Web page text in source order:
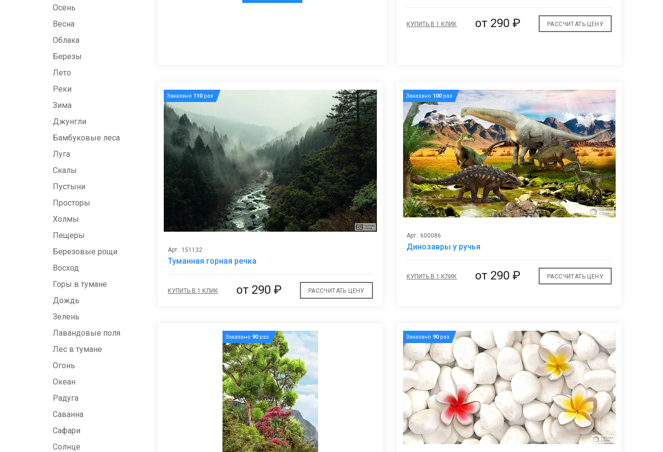
Осень
Весна
Облака
Березы
Лето
Реки
Зима
Джунгли
Бамбуковые леса
Луга
Скалы
Пустыни
Просторы
Холмы
Пещеры
Березовые рощи
Восход
Горы в тумане
Дождь
Зелень
Лавандовые поля
Лес в тумане
Огонь
Океан
Радуга
Саванна
Сафари
Солнце
КУПИТЬ В 1 КЛИК от 290 ₽ РАССЧИТАТЬ ЦЕНУ
Заказано 110раз
Арт.: 151132
Туманная горная речка
КУПИТЬ В 1 КЛИК от290 ₽ РАССЧИТАТЬ ЦЕНУ
Заказано 100раз
Арт.: 600086
Динозавры у ручья
КУПИТЬ В 1 КЛИК от 290 ₽ РАССЧИТАТЬ ЦЕНУ
Заказано 90раз Заказано 90раз